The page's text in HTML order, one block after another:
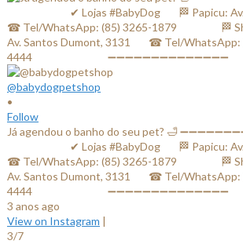
@babydogpetshop
•
Follow
Já agendou o banho do seu pet? 🛁
⠀⠀⠀⠀⠀⠀⠀⠀✔ Lojas #BabyDog⠀⠀ 🏁 Papicu:
☎ Tel/WhatsApp: (85) 3265-1879⠀⠀ ⠀⠀⠀ 🏁
Av. Santos Dumont, 3131⠀⠀ ☎ Tel/WhatsApp:
4444⠀⠀⠀⠀ ⠀⠀⠀⠀⠀ ➖➖➖➖➖➖➖➖➖➖➖➖➖➖
3 anos ago
View on Instagram |
3/7